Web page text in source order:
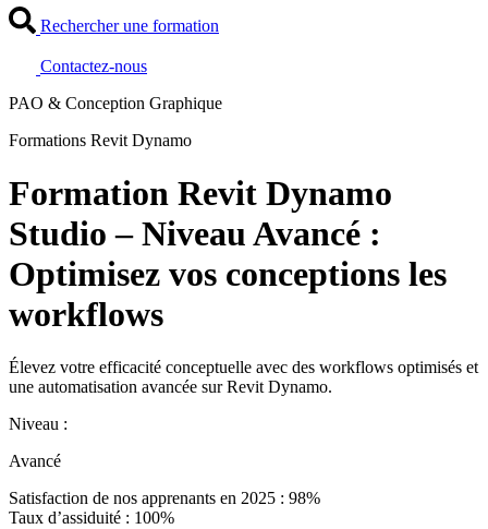
Rechercher une formation
Contactez-nous
PAO & Conception Graphique
Formations Revit Dynamo
Formation Revit Dynamo
Studio – Niveau Avancé :
Optimisez vos conceptions les
workflows
Élevez votre efficacité conceptuelle avec des workflows optimisés et
une automatisation avancée sur Revit Dynamo.
Niveau :
Avancé
Satisfaction de nos apprenants en 2025 : 98%
Taux d’assiduité : 100%